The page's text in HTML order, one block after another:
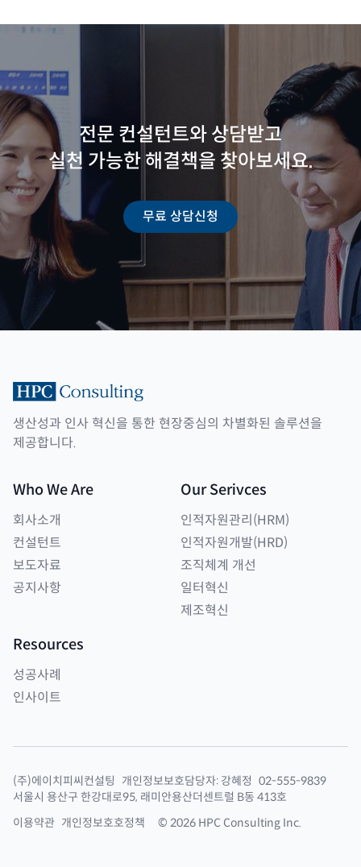
전문 컨설턴트와 상담받고
실천 가능한 해결책을 찾아보세요.
무료 상담신청
생산성과 인사 혁신을 통한 현장중심의 차별화된 솔루션을
제공합니다.
Who We Are
회사소개
컨설턴트
보도자료
공지사항
Our Serivces
인적자원관리(HRM)
인적자원개발(HRD)
조직체계 개선
일터혁신
제조혁신
Resources
성공사례
인사이트
(주)에이치피씨컨설팅 개인정보보호담당자: 강혜정 02-555-9839
서울시 용산구 한강대로95, 래미안용산더센트럴 B동 413호
이용약관 개인정보호호정책 © 2026 HPC Consulting Inc.